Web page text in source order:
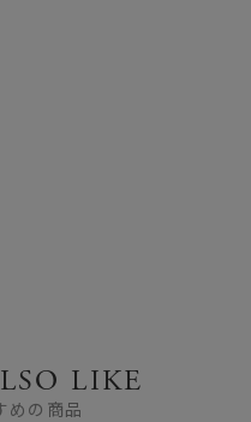
LIKE
めの商品